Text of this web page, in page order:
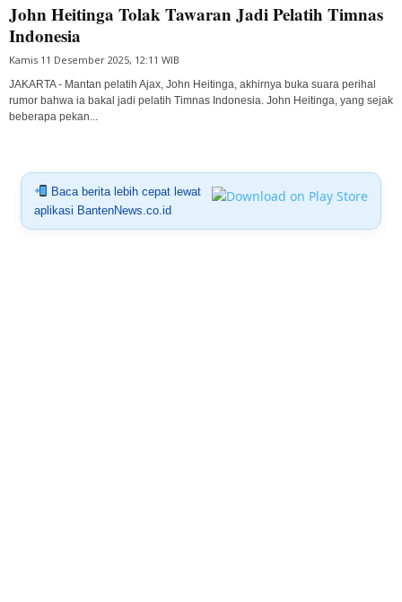
John Heitinga Tolak Tawaran Jadi Pelatih Timnas
Indonesia
Kamis 11 Desember 2025, 12:11 WIB
JAKARTA - Mantan pelatih Ajax, John Heitinga, akhirnya buka suara perihal
rumor bahwa ia bakal jadi pelatih Timnas Indonesia. John Heitinga, yang sejak
beberapa pekan...
Baca berita lebih cepat lewat
aplikasi BantenNews.co.id